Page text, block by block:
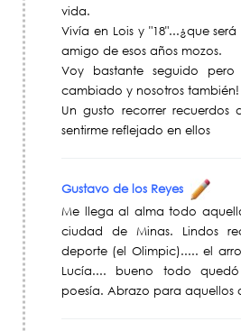
vida.
Vivía en Lois y "18"...¿que
amigo de esos años mozos.
Voy bastante seguido
cambiado y nosotros también!
Un gusto recorrer recuerdos
sentirme reflejado en ellos
Gustavo de los Reyes
Me llega al alma todo
ciudad de Minas. Lindos
deporte (el Olimpic)..... el
Lucía.... bueno todo
poesía. Abrazo para aquellos